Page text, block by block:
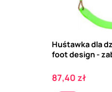
Huśtawka dla
foot design -
Cena
87,40 zł